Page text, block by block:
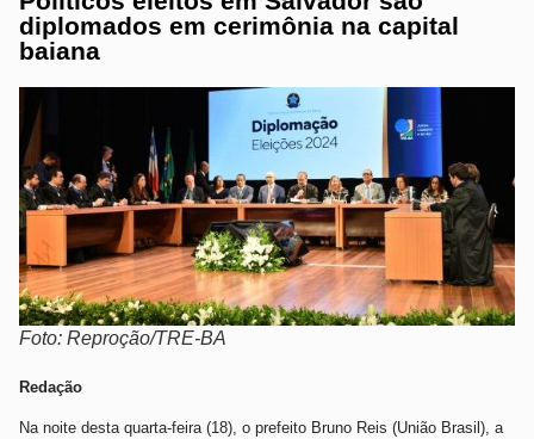
diplomados em cerimônia na capital
baiana
Foto: Reproção/TRE-BA
Redação
Na noite desta quarta-feira (18), o prefeito Bruno Reis (União Brasil), a